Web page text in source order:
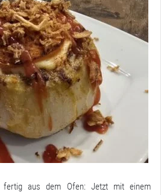
aus dem Ofen: Jetzt mit einem